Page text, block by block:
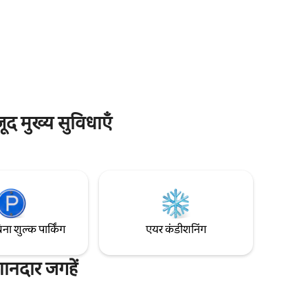
मुख्य सुविधाएँ
शुल्क पार्किंग एयर कंडीशनिंग
जगहें